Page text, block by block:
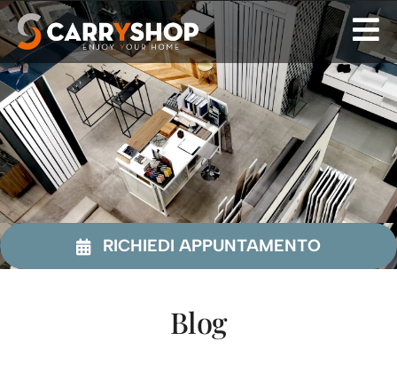
Skip
to
content
RICHIEDI APPUNTAMENTO
Blog